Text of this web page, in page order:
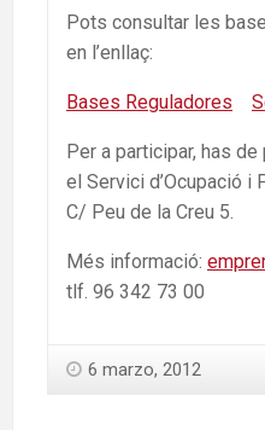
Pots consultar les
en l’enllaç:
Bases Reguladores
Per a participar, has
el Servici d’Ocupació i
C/ Peu de la Creu 5.
Més informació:
tlf. 96 342 73 00
6 marzo, 2012